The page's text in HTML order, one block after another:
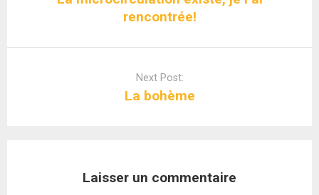
rencontrée!
Next Post:
La bohème
Laisser un commentaire